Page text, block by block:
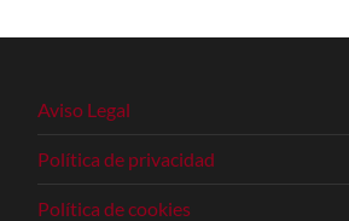
Aviso Legal
Política de privacidad
Política de cookies